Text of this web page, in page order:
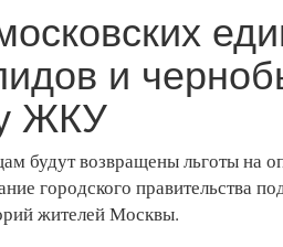
и
ЖКУ
будут возвращены льготы на
городского правительства
жителей Москвы.